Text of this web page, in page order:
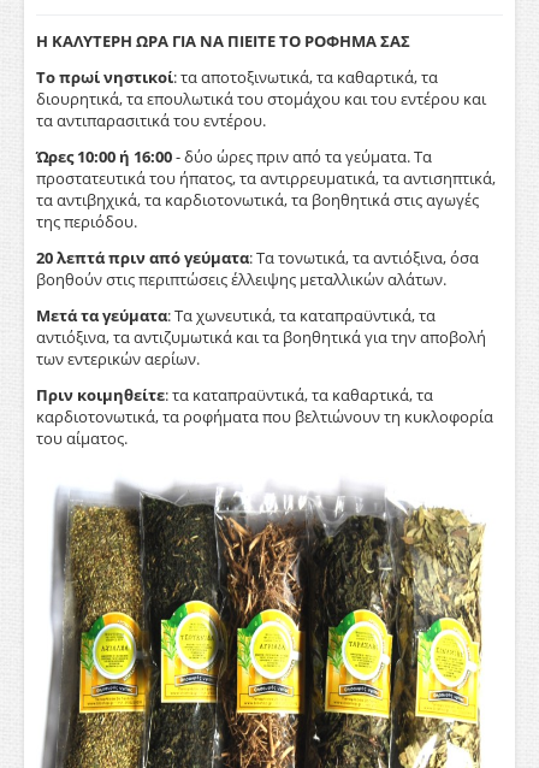
Η ΚΑΛΥΤΕΡΗ ΩΡΑ ΓΙΑ ΝΑ ΠΙΕΙΤΕ ΤΟ ΡΟΦΗΜΑ ΣΑΣ
Το πρωί νηστικοί: τα αποτοξινωτικά, τα καθαρτικά, τα
διουρητικά, τα επουλωτικά του στομάχου και του εντέρου και
τα αντιπαρασιτικά του εντέρου.
Ώρες 10:00 ή 16:00- δύο ώρες πριν από τα γεύματα. Τα
προστατευτικά του ήπατος, τα αντιρρευματικά, τα αντισηπτικά,
τα αντιβηχικά, τα καρδιοτονωτικά, τα βοηθητικά στις αγωγές
της περιόδου.
20 λεπτά πριν από γεύματα: Τα τονωτικά, τα αντιόξινα, όσα
βοηθούν στις περιπτώσεις έλλειψης μεταλλικών αλάτων.
Μετά τα γεύματα: Τα χωνευτικά, τα καταπραϋντικά, τα
αντιόξινα, τα αντιζυμωτικά και τα βοηθητικά για την αποβολή
των εντερικών αερίων.
Πριν κοιμηθείτε: τα καταπραϋντικά, τα καθαρτικά, τα
καρδιοτονωτικά, τα ροφήματα που βελτιώνουν τη κυκλοφορία
του αίματος.